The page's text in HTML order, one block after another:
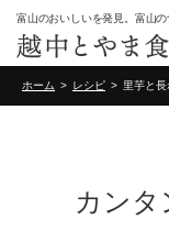
富山のおいしいを発見。富山
ホーム レシピ 里芋と
カン